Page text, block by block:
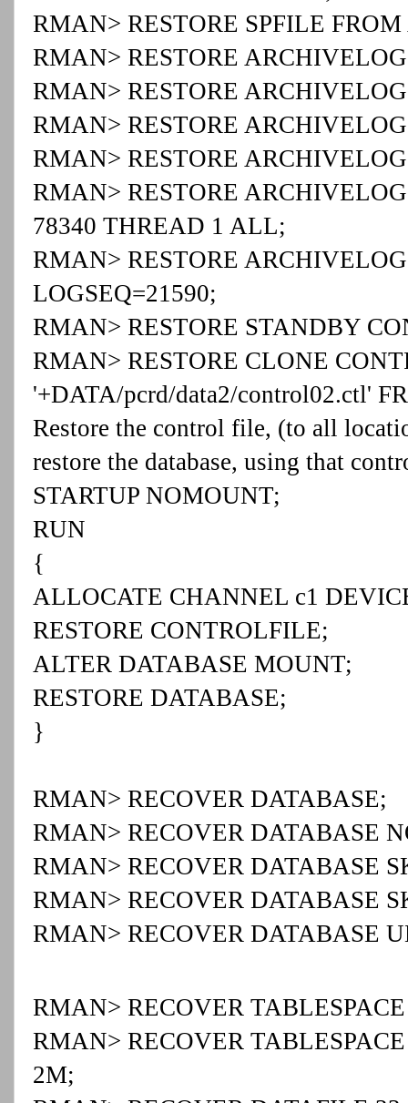
RMAN> RESTORE SPFILE
RMAN> RESTORE
RMAN> RESTORE
RMAN> RESTORE
RMAN> RESTORE
RMAN> RESTORE
78340 THREAD 1 ALL;
RMAN> RESTORE
LOGSEQ=21590;
RMAN> RESTORE STANDBY
RMAN> RESTORE CLONE
'+DATA/pcrd/data2/control02.ctl'
Restore the control file, (to all
restore the database, using that
STARTUP NOMOUNT;
RUN
{
ALLOCATE CHANNEL c1
RESTORE CONTROLFILE;
ALTER DATABASE MOUNT;
RESTORE DATABASE;
}
RMAN> RECOVER DATABASE;
RMAN> RECOVER DATABASE
RMAN> RECOVER DATABASE
RMAN> RECOVER DATABASE
RMAN> RECOVER DATABASE
RMAN> RECOVER TABLESPACE
RMAN> RECOVER
2M;